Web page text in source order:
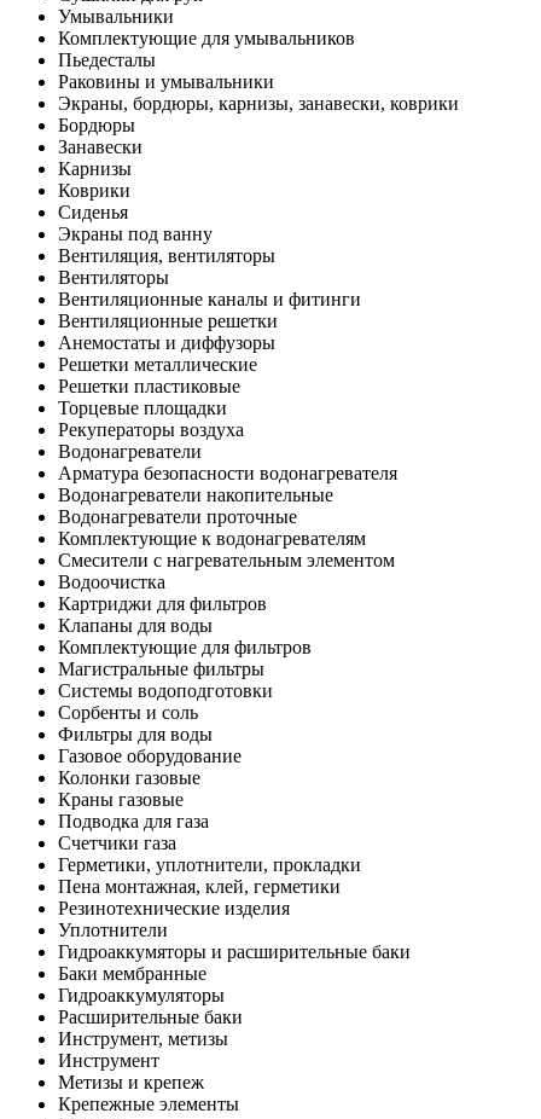
Умывальники
Комплектующие для умывальников
Пьедесталы
Раковины и умывальники
Экраны, бордюры, карнизы, занавески, коврики
Бордюры
Занавески
Карнизы
Коврики
Сиденья
Экраны под ванну
Вентиляция, вентиляторы
Вентиляторы
Вентиляционные каналы и фитинги
Вентиляционные решетки
Анемостаты и диффузоры
Решетки металлические
Решетки пластиковые
Торцевые площадки
Рекуператоры воздуха
Водонагреватели
Арматура безопасности водонагревателя
Водонагреватели накопительные
Водонагреватели проточные
Комплектующие к водонагревателям
Смесители с нагревательным элементом
Водоочистка
Картриджи для фильтров
Клапаны для воды
Комплектующие для фильтров
Магистральные фильтры
Системы водоподготовки
Сорбенты и соль
Фильтры для воды
Газовое оборудование
Колонки газовые
Краны газовые
Подводка для газа
Счетчики газа
Герметики, уплотнители, прокладки
Пена монтажная, клей, герметики
Резинотехнические изделия
Уплотнители
Гидроаккумяторы и расширительные баки
Баки мембранные
Гидроаккумуляторы
Расширительные баки
Инструмент, метизы
Инструмент
Метизы и крепеж
Крепежные элементы